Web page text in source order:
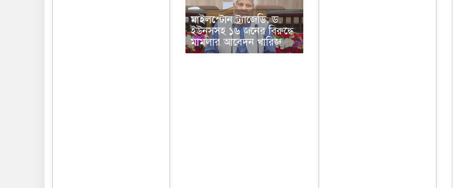
মাইলস্টোন ট্র্যাজেডি: ড.
ইউনূসসহ ১৬ জনের বিরুদ্ধে
মামলার আবেদন খারিজ